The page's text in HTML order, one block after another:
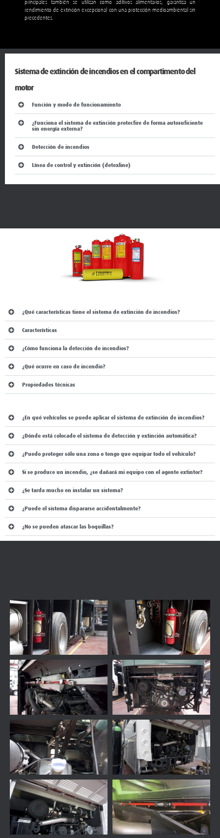
precedentes.
motor
Función y modo de funcionamiento
¿Funciona el sistema de extinción protecfire de forma autosuficiente
sin energía externa?
Detección de incendios
Funciones del sistema de extinción de incendios y
modo de funcionamiento:
PREGUNTAS MÁS FRECUENTES: